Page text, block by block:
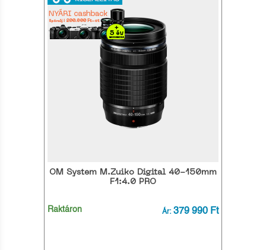
OM System M.Zuiko Digital 40-150mm
F1:4.0 PRO
Raktáron Ár: 379 990 Ft